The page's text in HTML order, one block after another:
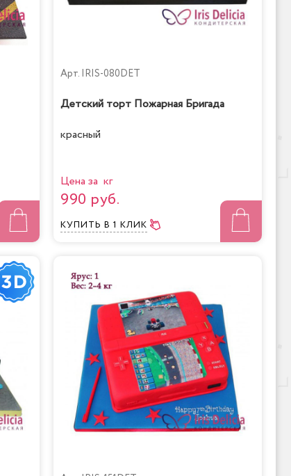
Арт. IRIS-080DET
Детский торт Пожарная Бригада
красный
Цена за кг
990 руб.
КУПИТЬ В 1 КЛИК